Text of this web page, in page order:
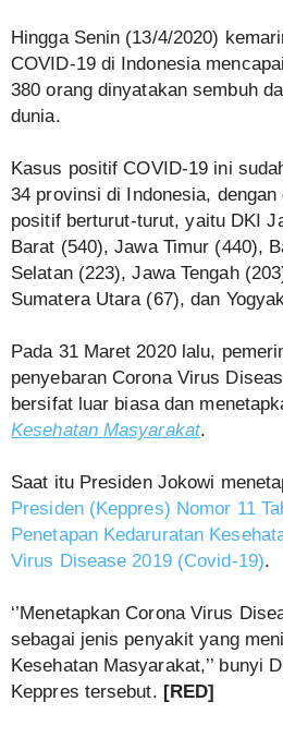
Hingga Senin (13/4/2020)
COVID-19 di Indonesia
380 orang dinyatakan sembuh
dunia.
Kasus positif COVID-19 ini
34 provinsi di Indonesia,
positif berturut-turut, yaitu DKI
Barat (540), Jawa Timur (440),
Selatan (223), Jawa Tengah
Sumatera Utara (67), dan
Pada 31 Maret 2020 lalu,
penyebaran Corona Virus
bersifat luar biasa dan
Kesehatan Masyarakat.
Saat itu Presiden Jokowi
Presiden (Keppres) Nomor 11
Penetapan Kedaruratan
Virus Disease 2019 (Covid-19).
‘’Menetapkan Corona Virus
sebagai jenis penyakit yang
Kesehatan Masyarakat,’’ bunyi
Keppres tersebut. [RED]